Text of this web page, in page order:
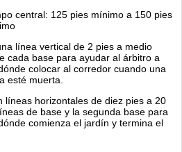
central: 125 pies mínimo a 150 pies
línea vertical de 2 pies a medio
cada base para ayudar al árbitro a
colocar al corredor cuando una
esté muerta.
líneas horizontales de diez pies a 20
de base y la segunda base para
comienza el jardín y termina el